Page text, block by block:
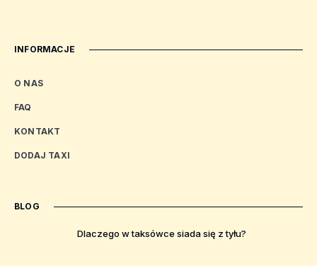
INFORMACJE
O NAS
FAQ
KONTAKT
DODAJ TAXI
BLOG
Dlaczego w taksówce siada się z tyłu?